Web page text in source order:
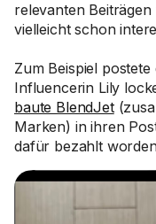
relevanten
vielleicht schon
Zum Beispiel
Influencerin Lily
baute BlendJet
Marken) in ihren
dafür bezahlt